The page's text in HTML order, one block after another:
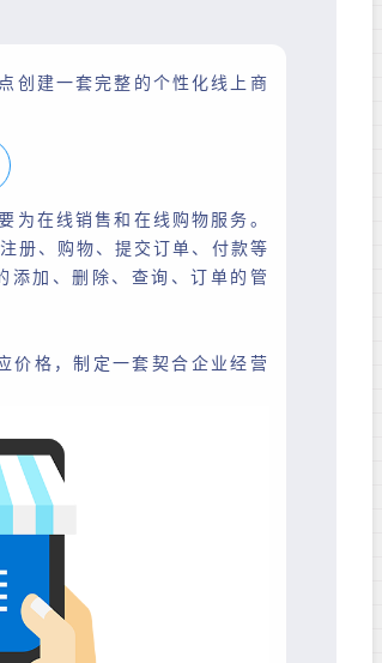
创建一套完整的个性化线上商
为在线销售和在线购物服务。
册、购物、提交订单、付款等
添加、删除、查询、订单的管
价格，制定一套契合企业经营